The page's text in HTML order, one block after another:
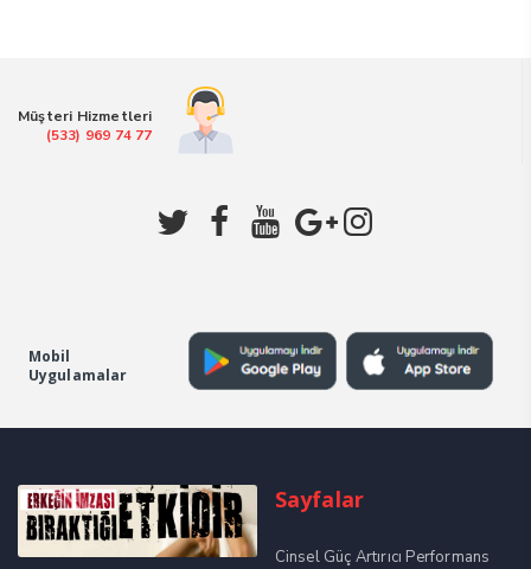
Müşteri Hizmetleri
(533) 969 74 77
Mobil
Uygulamalar
Sayfalar
Cinsel Güç Artırıcı Performans